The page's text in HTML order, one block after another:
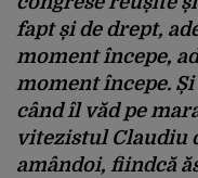
fapt și de drept,
moment începe,
moment începe.
când îl văd pe
vitezistul Claudiu
amândoi, fiindcă